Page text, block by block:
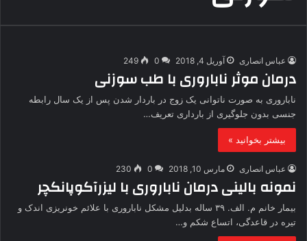
عباس انصاری آوریل 4, 2018 0
249
درمان موثر ناباروری با طب سوزنی
ناباروری به صورت ناتوانی یک زوج در باردار شدن پس از یک سال رابطه
جنسی بدون جلوگیری از بارداری تعریف…
بیشتر بخوانید »
عباس انصاری مارس 10, 2018 0
230
نمونه بالینی درمان ناباروری با لیزرآکوپانکچر
بیمار خانم م. الف. ۳۹ ساله بدلیل مشکل ناباروری با علائم خونریزی اندک و
تیره در قاعدگی، اتساع شکم و…